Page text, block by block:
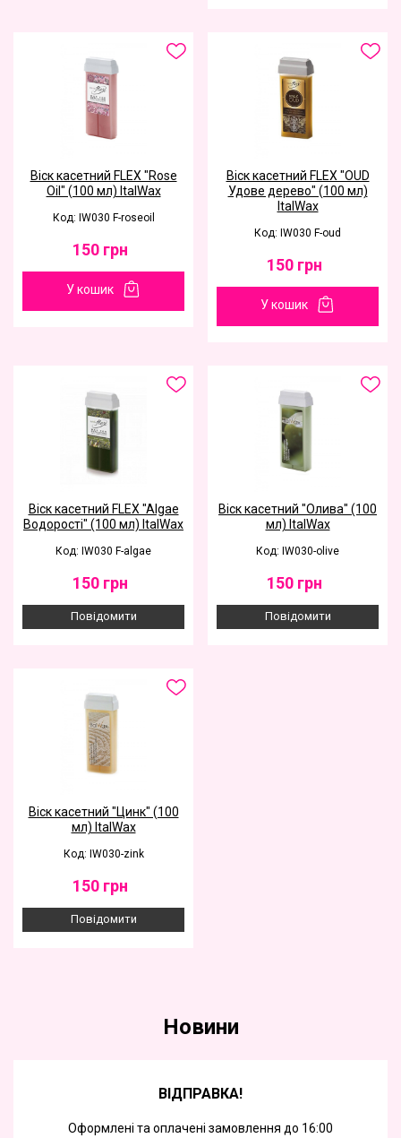
Віск касетний FLEX "Rose
Oil" (100 мл) ItalWax
Код: IW030 F-roseoil
150 грн
У кошик
Віск касетний FLEX "OUD
Удове дерево" (100 мл)
ItalWax
Код: IW030 F-oud
150 грн
У кошик
Віск касетний FLEX "Algae
Водорості" (100 мл) ItalWax
Код: IW030 F-algae
150 грн
Повідомити
Віск касетний "Олива" (100
мл) ItalWax
Код: IW030-olive
150 грн
Повідомити
Віск касетний "Цинк" (100
мл) ItalWax
Код: IW030-zink
150 грн
Повідомити
Новини
ВІДПРАВКА!
Оформлені та оплачені замовлення до 16:00